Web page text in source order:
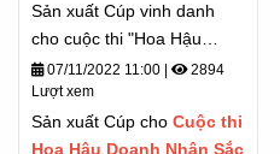
Sản xuất Cúp vinh danh
cho cuộc thi "Hoa Hậu
Doanh Nhân"
07/11/2022 11:00
2894
Lượt xem
Sản xuất Cúp cho Cuộc thi
Hoa Hậu Doanh Nhân Sắc